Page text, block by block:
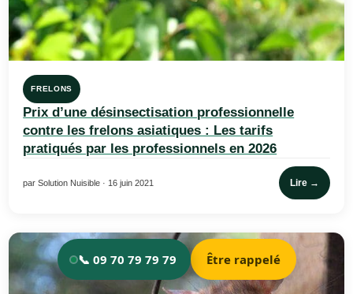
FRELONS
Prix d’une désinsectisation professionnelle
contre les frelons asiatiques : Les tarifs
pratiqués par les professionnels en 2026
par Solution Nuisible · 16 juin 2021 Lire →